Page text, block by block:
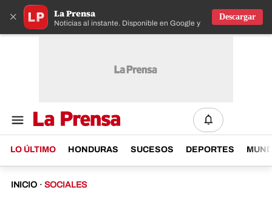
× La Prensa
Noticias al instante. Disponible en Google y IOS
Descargar
LO ÚLTIMO HONDURAS SUCESOS DEPORTES
INICIO · SOCIALES